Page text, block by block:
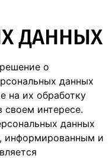
ДАННЫХ
о
данных
на их обработку
своем интересе.
данных
информированным и